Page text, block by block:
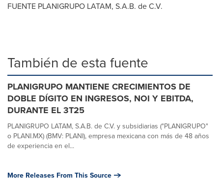
FUENTE PLANIGRUPO LATAM, S.A.B. de C.V.
También de esta fuente
PLANIGRUPO MANTIENE CRECIMIENTOS DE
DOBLE DÍGITO EN INGRESOS, NOI Y EBITDA,
DURANTE EL 3T25
PLANIGRUPO LATAM, S.A.B. de C.V. y subsidiarias ("PLANIGRUPO"
o PLANI.MX) (BMV: PLANI), empresa mexicana con más de 48 años
de experiencia en el...
More Releases From This Source